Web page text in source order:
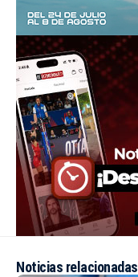
Noticias relacionadas